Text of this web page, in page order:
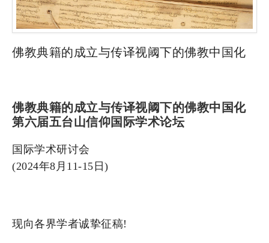
佛教典籍的成立与传译视阈下的佛教中国化
佛教典籍的成立与传译视阈下的佛教中国化
第六届五台山信仰国际学术论坛
国际学术研讨会
(2024年8月11-15日)
现向各界学者诚挚征稿!